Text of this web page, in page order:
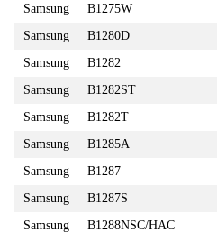
Samsung
B1275W
Samsung
B1280D
Samsung
B1282
Samsung
B1282ST
Samsung
B1282T
Samsung
B1285A
Samsung
B1287
Samsung
B1287S
Samsung
B1288NSC/HAC